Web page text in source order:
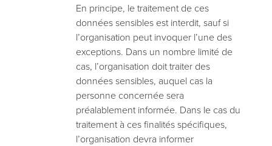
En principe, le traitement de ces
données sensibles est interdit, sauf si
l’organisation peut invoquer l’une des
exceptions. Dans un nombre limité de
cas, l’organisation doit traiter des
données sensibles, auquel cas la
personne concernée sera
préalablement informée. Dans le cas du
traitement à ces finalités spécifiques,
l’organisation devra informer